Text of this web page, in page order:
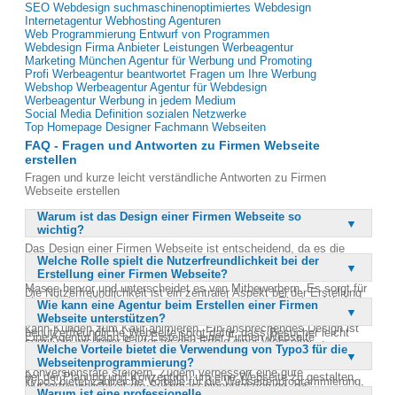
SEO Webdesign suchmaschinenoptimiertes Webdesign
Internetagentur Webhosting Agenturen
Web Programmierung Entwurf von Programmen
Webdesign Firma Anbieter Leistungen Werbeagentur
Marketing München Agentur für Werbung und Promoting
Profi Werbeagentur beantwortet Fragen um Ihre Werbung
Webshop Werbeagentur Agentur für Webdesign
Werbeagentur Werbung in jedem Medium
Social Media Definition sozialen Netzwerke
Top Homepage Designer Fachmann Webseiten
FAQ - Fragen und Antworten zu Firmen Webseite
erstellen
Fragen und kurze leicht verständliche Antworten zu Firmen
Webseite erstellen
Warum ist das Design einer Firmen Webseite so
wichtig?
Das Design einer Firmen Webseite ist entscheidend, da es die
Corporate Identity und das Branding des Unternehmens
widerspiegelt. Ein gutes Design hebt das Unternehmen aus der
Masse hervor und unterscheidet es von Mitbewerbern. Es sorgt für
einen hohen Wiedererkennungswert und trägt zur Einzigartigkeit
bei. Darüber hinaus beeinflusst das Design die Nutzererfahrung und
kann Kunden zum Kauf animieren. Ein ansprechendes Design ist
somit ein wichtiger Faktor für den Erfolg einer Webseite.
Welche Rolle spielt die Nutzerfreundlichkeit bei der
Erstellung einer Firmen Webseite?
Die Nutzerfreundlichkeit ist ein zentraler Aspekt bei der Erstellung
einer Firmen Webseite, da sie die Bedienbarkeit und das
Nutzungserlebnis der Besucher direkt beeinflusst. Eine
benutzerfreundliche Webseite sorgt dafür, dass Besucher leicht
navigieren und die gewünschten Informationen schnell finden
können. Dies führt zu einer höheren Verweildauer und kann die
Konversionsrate steigern. Zudem verbessert eine gute
Nutzerfreundlichkeit die Suchmaschinenplatzierung, da
Wie kann eine Agentur beim Erstellen einer Firmen
Webseite unterstützen?
Eine Agentur kann beim Erstellen einer Firmen Webseite
umfassend unterstützen, indem sie ihre Expertise in Design,
Programmierung und Suchmaschinenoptimierung einbringt. Sie hilft
bei der Planung und Konzeption, um eine Webseite zu gestalten,
die den Anforderungen des Unternehmens entspricht. Agenturen
Welche Vorteile bietet die Verwendung von Typo3 für die
Webseitenprogrammierung?
Typo3 bietet zahlreiche Vorteile für die Webseitenprogrammierung,